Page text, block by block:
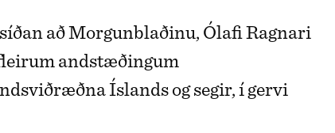
að Morgunblaðinu, Ólafi Ragnari
andstæðingum
Íslands og segir, í gervi